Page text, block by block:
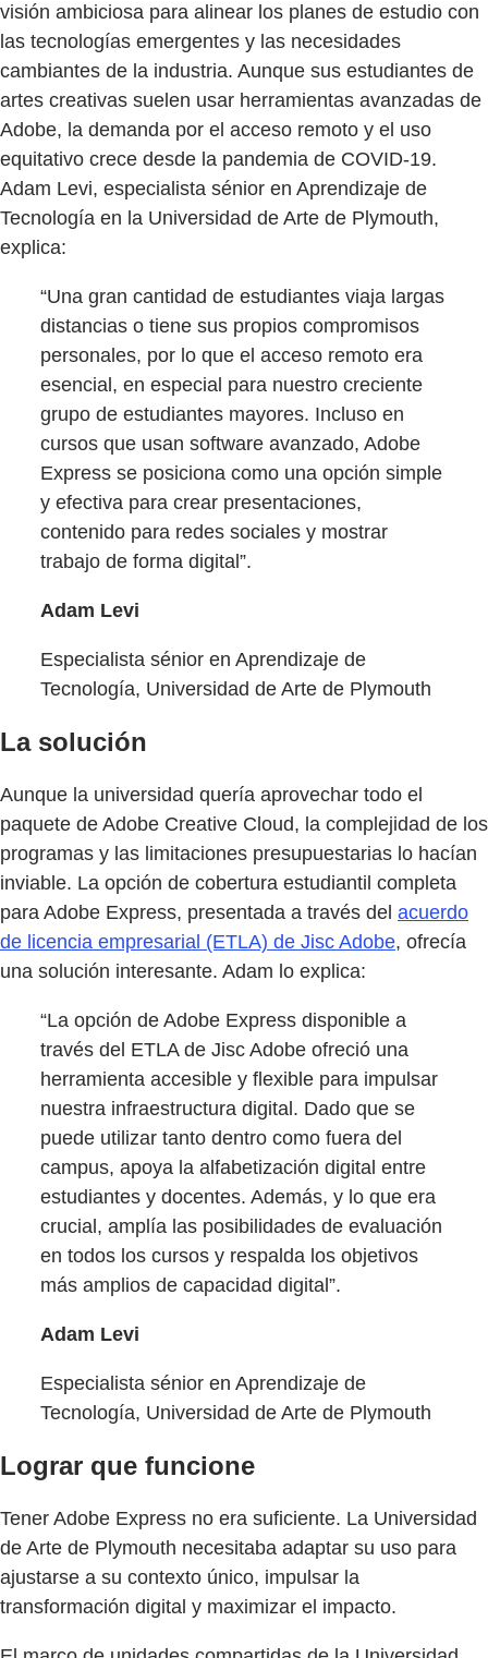
visión ambiciosa para alinear los planes de estudio con
las tecnologías emergentes y las necesidades
cambiantes de la industria. Aunque sus estudiantes de
artes creativas suelen usar herramientas avanzadas de
Adobe, la demanda por el acceso remoto y el uso
equitativo crece desde la pandemia de COVID-19.
Adam Levi, especialista sénior en Aprendizaje de
Tecnología en la Universidad de Arte de Plymouth,
explica:
“Una gran cantidad de estudiantes viaja largas
distancias o tiene sus propios compromisos
personales, por lo que el acceso remoto era
esencial, en especial para nuestro creciente
grupo de estudiantes mayores. Incluso en
cursos que usan software avanzado, Adobe
Express se posiciona como una opción simple
y efectiva para crear presentaciones,
contenido para redes sociales y mostrar
trabajo de forma digital”.
Adam Levi
Especialista sénior en Aprendizaje de
Tecnología, Universidad de Arte de Plymouth
La solución
Aunque la universidad quería aprovechar todo el
paquete de Adobe Creative Cloud, la complejidad de los
programas y las limitaciones presupuestarias lo hacían
inviable. La opción de cobertura estudiantil completa
para Adobe Express, presentada a través del acuerdo
de licencia empresarial (ETLA) de Jisc Adobe, ofrecía
una solución interesante. Adam lo explica:
“La opción de Adobe Express disponible a
través del ETLA de Jisc Adobe ofreció una
herramienta accesible y flexible para impulsar
nuestra infraestructura digital. Dado que se
puede utilizar tanto dentro como fuera del
campus, apoya la alfabetización digital entre
estudiantes y docentes. Además, y lo que era
crucial, amplía las posibilidades de evaluación
en todos los cursos y respalda los objetivos
más amplios de capacidad digital”.
Adam Levi
Especialista sénior en Aprendizaje de
Tecnología, Universidad de Arte de Plymouth
Lograr que funcione
Tener Adobe Express no era suficiente. La Universidad
de Arte de Plymouth necesitaba adaptar su uso para
ajustarse a su contexto único, impulsar la
transformación digital y maximizar el impacto.